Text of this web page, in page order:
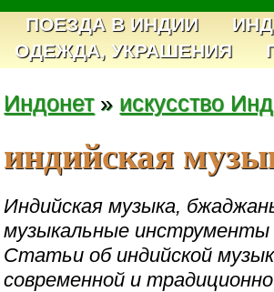
ПОЕЗДА В ИНДИИ
ОДЕЖДА, УКРАШЕНИЯ
Индонет» искусство
индийская
Индийская музыка,
музыкальные инструменты
Статьи об индийской
современной и